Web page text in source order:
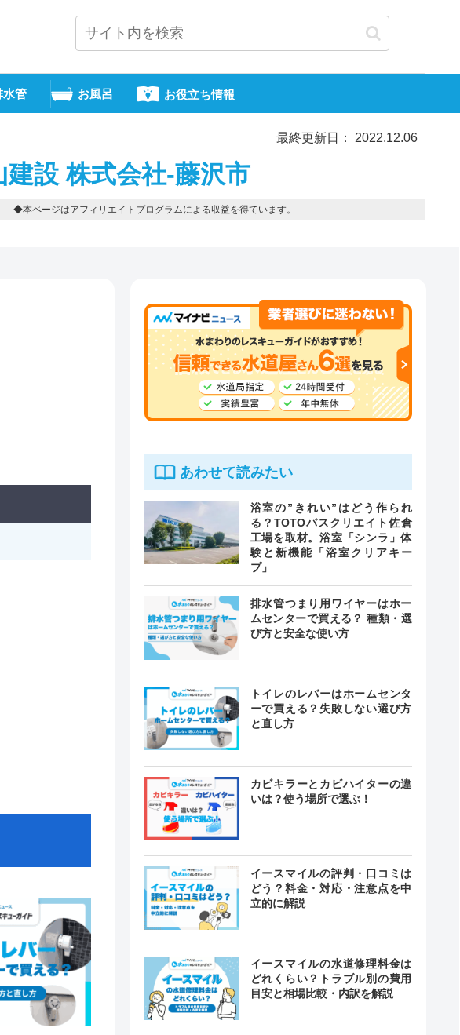
水管 お風呂 お役立ち情報
最終更新日： 2022.12.06
建設 株式会社-藤沢市
◆本ページはアフィリエイトプログラムによる収益を得ています。
あわせて読みたい
浴室の”きれい”はどう作られ
る？TOTOバスクリエイト佐倉
工場を取材。浴室「シンラ」体
験と新機能「浴室クリアキー
プ」
排水管つまり用ワイヤーはホー
ムセンターで買える？ 種類・選
び方と安全な使い方
トイレのレバーはホームセンタ
ーで買える？失敗しない選び方
と直し方
カビキラーとカビハイターの違
いは？使う場所で選ぶ！
イースマイルの評判・口コミは
どう？料金・対応・注意点を中
立的に解説
イースマイルの水道修理料金は
どれくらい？トラブル別の費用
目安と相場比較・内訳を解説